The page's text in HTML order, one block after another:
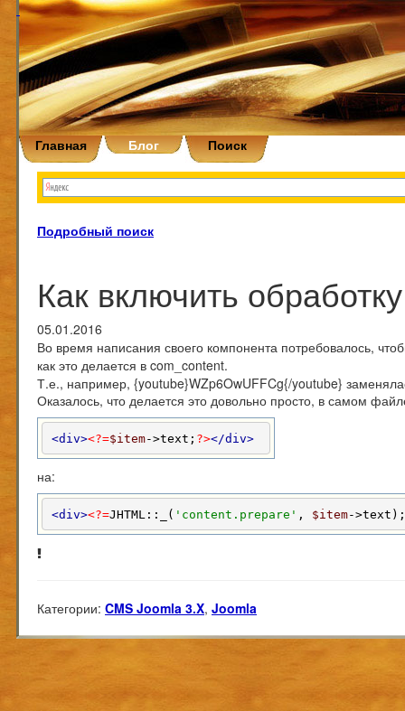
Главная Блог Поиск
Подробный поиск
Как включить
05.01.2016
Во время написания своего компонента потребовалось,
как это делается в com_content.
Т.е., например, {youtube}WZp6OwUFFCg{/youtube}
Оказалось, что делается это довольно просто, в самом
<div><?=$item->text; ?></div>
на:
<div><?=JHTML::_( 'content.prepare' , $item->text);
Категории: CMS Joomla 3.X, Joomla